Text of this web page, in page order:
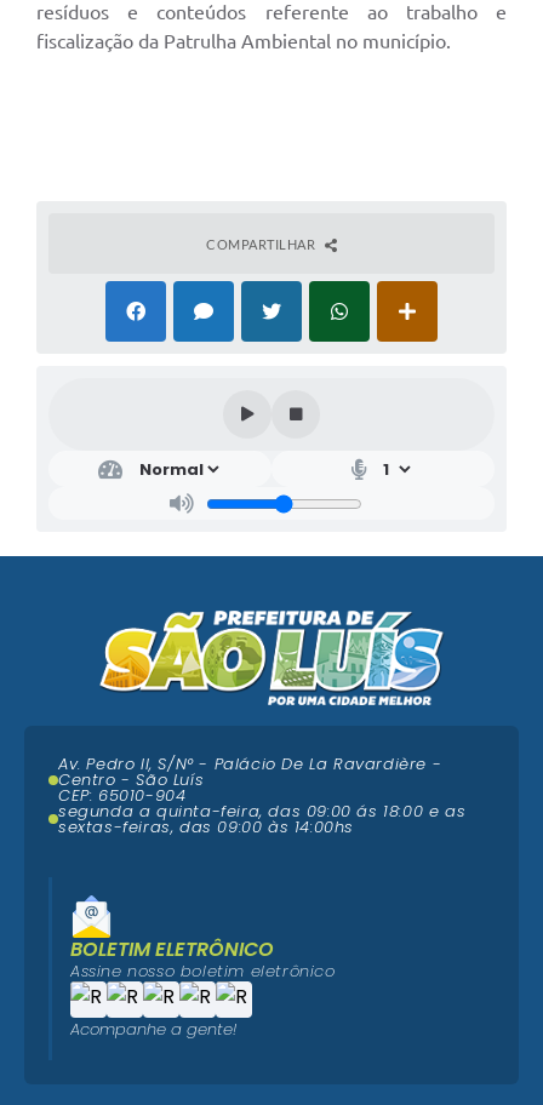
resíduos e conteúdos referente ao trabalho e
fiscalização da Patrulha Ambiental no município.
COMPARTILHAR
Av. Pedro II, S/N° - Palácio De La Ravardière -
Centro - São Luís
CEP: 65010-904
segunda a quinta-feira, das 09:00 ás 18:00 e as
sextas-feiras, das 09:00 às 14:00hs
BOLETIM ELETRÔNICO
Assine nosso boletim eletrônico
Acompanhe a gente!